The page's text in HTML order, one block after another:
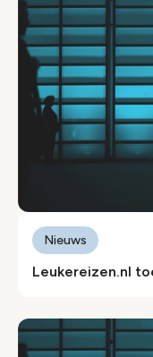
Leukereizen.nl
Nieuws